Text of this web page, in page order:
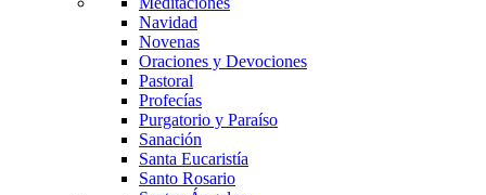
Navidad
Novenas
Oraciones y Devociones
Pastoral
Profecías
Purgatorio y Paraíso
Sanación
Santa Eucaristía
Santo Rosario